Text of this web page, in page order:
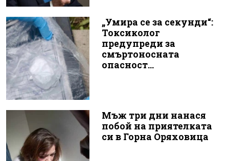
„Умира се за секунди“:
Токсиколог
предупреди за
смъртоносната
опасност...
Мъж три дни нанася
побой на приятелката
си в Горна Оряховица